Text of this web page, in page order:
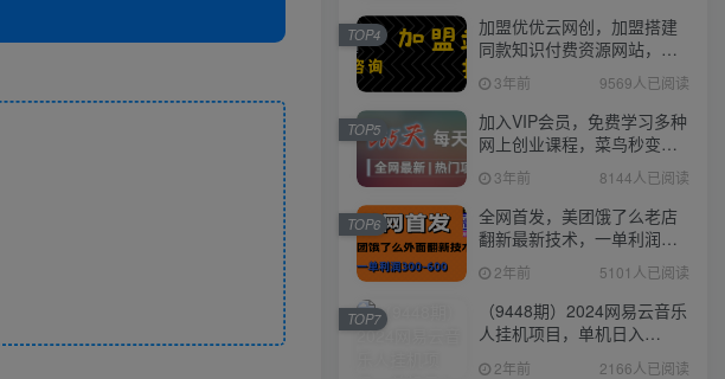
加盟优优云网创，加盟搭建
同款知识付费资源网站，实
现长期稳定被动收入~
3年前 9569人已阅读
TOP4
加入VIP会员，免费学习多种
网上创业课程，菜鸟秒变大
神！
3年前 8144人已阅读
TOP5
全网首发，美团饿了么老店
翻新最新技术，一单利润
300-600
2年前 5101人已阅读
TOP6
（9448期）2024网易云音乐
人挂机项目，单机日入
150+，无脑月入5000+
2年前 2166人已阅读
TOP7